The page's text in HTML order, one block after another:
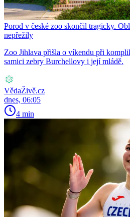
Porod v české zoo skončil tragicky.
nepřežily
Zoo Jihlava přišla o víkendu při
samici zebry Burchellovy i její mládě.
VědaŽivě.cz
dnes, 06:05
4 min